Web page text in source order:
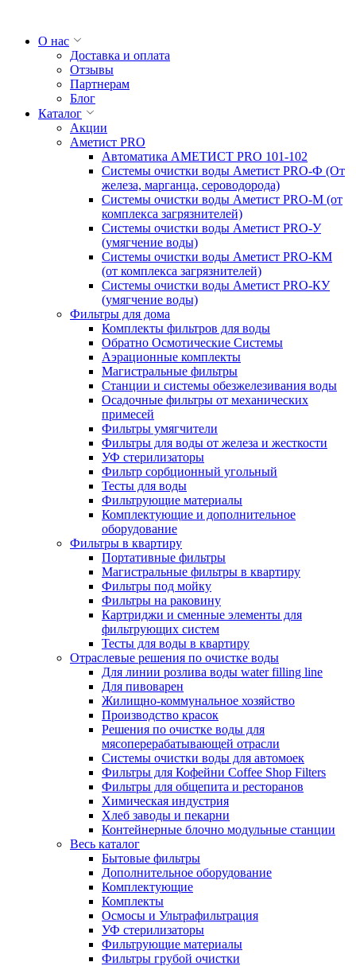
О нас
Доставка и оплата
Отзывы
Партнерам
Блог
Каталог
Акции
Аметист PRO
Автоматика АМЕТИСТ PRO 101-102
Системы очистки воды Аметист PRO-Ф (От
железа, марганца, сероводорода)
Системы очистки воды Аметист PRO-M (от
комплекса загрязнителей)
Системы очистки воды Аметист PRO-У
(умягчение воды)
Системы очистки воды Аметист PRO-КM
(от комплекса загрязнителей)
Системы очистки воды Аметист PRO-КУ
(умягчение воды)
Фильтры для дома
Комплекты фильтров для воды
Обратно Осмотические Системы
Аэрационные комплекты
Магистральные фильтры
Станции и системы обезжелезивания воды
Осадочные фильтры от механических
примесей
Фильтры умягчители
Фильтры для воды от железа и жесткости
УФ стерилизаторы
Фильтр сорбционный угольный
Тесты для воды
Фильтрующие материалы
Комплектующие и дополнительное
оборудование
Фильтры в квартиру
Портативные фильтры
Магистральные фильтры в квартиру
Фильтры под мойку
Фильтры на раковину
Картриджи и сменные элементы для
фильтрующих систем
Тесты для воды в квартиру
Отраслевые решения по очистке воды
Для линии розлива воды water filling line
Для пивоварен
Жилищно-коммунальное хозяйство
Производство красок
Решения по очистке воды для
мясоперерабатывающей отрасли
Системы очистки воды для автомоек
Фильтры для Кофейни Coffee Shop Filters
Фильтры для общепита и ресторанов
Химическая индустрия
Хлеб заводы и пекарни
Контейнерные блочно модульные станции
Весь каталог
Бытовые фильтры
Дополнительное оборудование
Комплектующие
Комплекты
Осмосы и Ультрафильтрация
УФ стерилизаторы
Фильтрующие материалы
Фильтры грубой очистки